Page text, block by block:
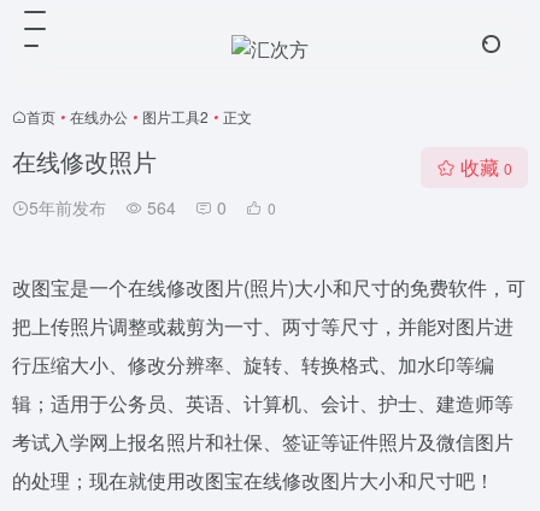
首页 • 在线办公 • 图片工具2 • 正文
在线修改照片
5年前发布 564 0 0
收藏 0
改图宝是一个在线修改图片(照片)大小和尺寸的免费软件，可
把上传照片调整或裁剪为一寸、两寸等尺寸，并能对图片进
行压缩大小、修改分辨率、旋转、转换格式、加水印等编
辑；适用于公务员、英语、计算机、会计、护士、建造师等
考试入学网上报名照片和社保、签证等证件照片及微信图片
的处理；现在就使用改图宝在线修改图片大小和尺寸吧！